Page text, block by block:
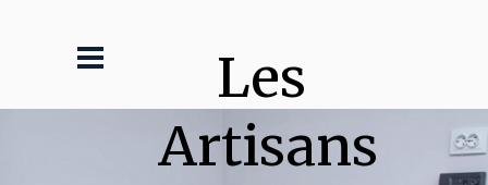
Les
Artisans